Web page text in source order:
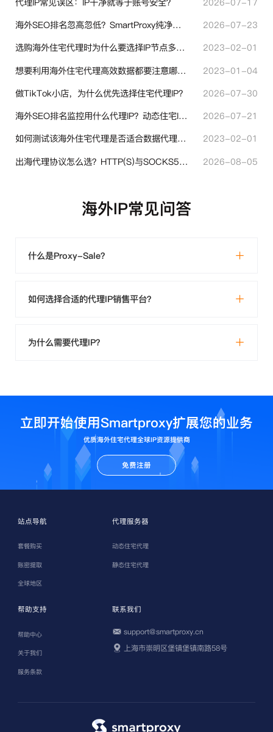
海外SEO排名忽高忽低？SmartProxy纯净住宅IP助力站点权重稳定
2026-07-23
选购海外住宅代理时为什么要选择IP节点多的？有什么区别？
2023-02-01
想要利用海外住宅代理高效数据都要注意哪些地方？
2023-01-04
做TikTok小店，为什么优先选择住宅代理IP？
2026-07-30
海外SEO排名监控用什么代理IP？动态住宅IP与静态住宅IP怎么选
2026-07-21
如何测试该海外住宅代理是否适合数据代理使用？
2023-02-01
出海代理协议怎么选？HTTP(S)与SOCKS5核心差异与选型技巧
2026-08-05
海外IP常见问答
什么是Proxy-Sale？
如何选择合适的代理IP销售平台？
为什么需要代理IP？
立即开始使用Smartproxy扩展您的业务
优质海外住宅代理全球IP资源提供商
免费注册
站点导航
套餐购买
账密提取
全球地区
代理服务器
动态住宅代理
静态住宅代理
帮助支持
帮助中心
关于我们
服务条款
联系我们
support@smartproxy.cn
上海市崇明区堡镇堡镇南路58号